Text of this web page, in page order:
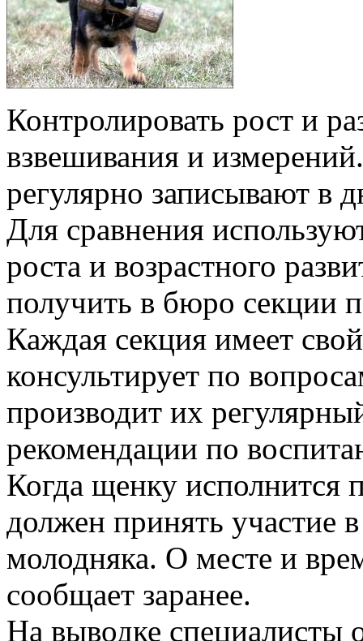
Контролировать рост и
взвешивания и
регулярно записывают в
Для сравнения
роста и возрастного
получить в бюро секции
Каждая секция имеет
консультирует по
производит их
рекомендации по
Когда щенку исполнится
должен принять участие
молодняка. О месте и
сообщает заранее.
На выводке специалисты